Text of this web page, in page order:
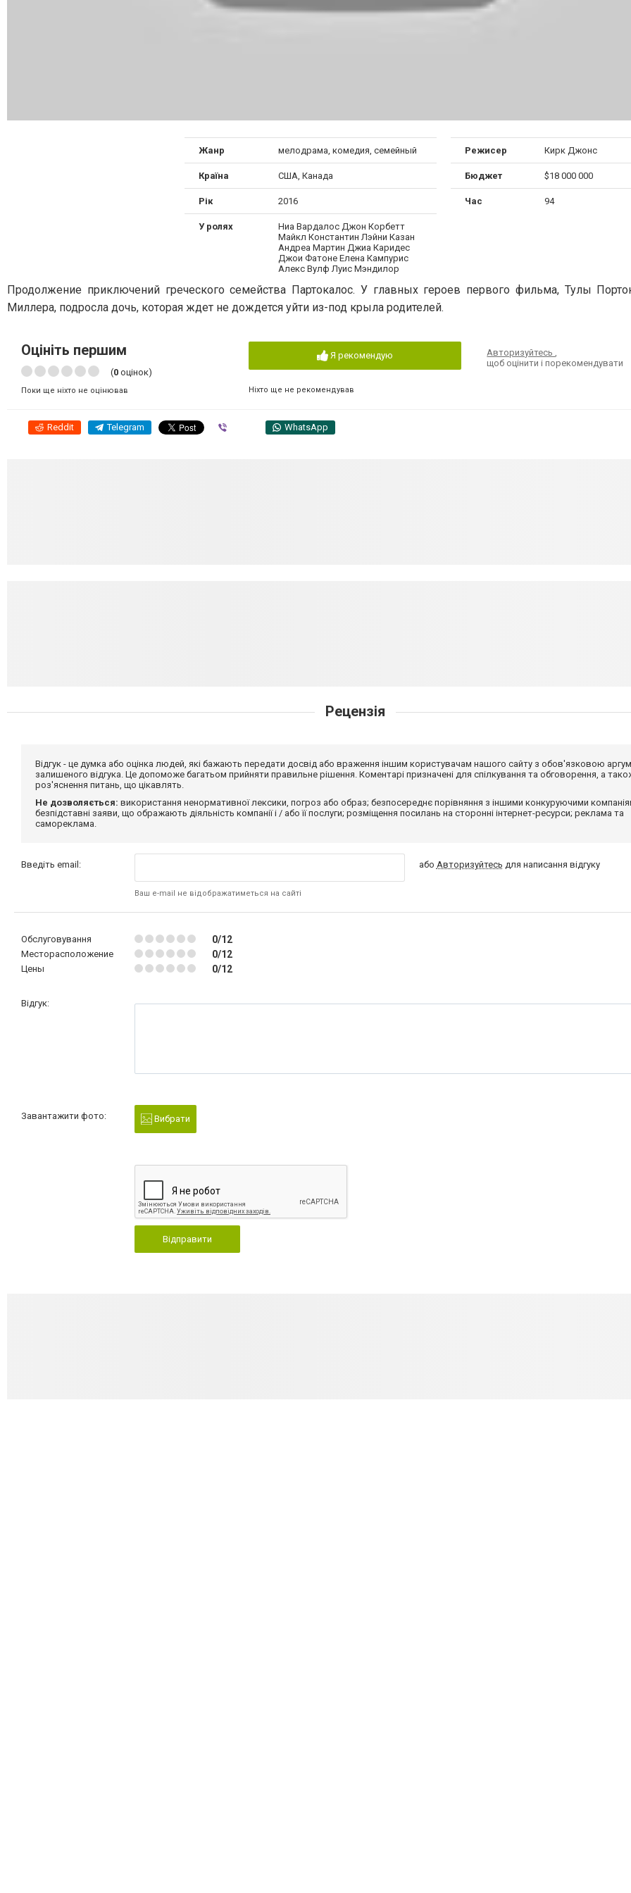
Жанр мелодрама, комедия, семейный
Країна США, Канада
Рік 2016
У ролях
Ниа Вардалос Джон Корбетт
Майкл Константин Лэйни Казан
Андреа Мартин Джиа Каридес
Джои Фатоне Елена Кампурис
Алекс Вулф Луис Мэндилор
Режисер Кирк Джонс
Бюджет $18 000 000
Час 94
Продолжение приключений греческого семейства Партокалос. У главных героев первого фильма, Тулы
Миллера, подросла дочь, которая ждет не дождется уйти из-под крыла родителей.
Оцініть першим
(0 оцінок)
Поки ще ніхто не оцінював
Я рекомендую
Ніхто ще не рекомендував
Авторизуйтесь
щоб оцінити і порекомендувати
Reddit Telegram WhatsApp
Рецензія
Відгук - це думка або оцінка людей, які бажають передати досвід або враження іншим користувачам нашого сайту з обов'язковою
залишеного відгука. Це допоможе багатьом прийняти правильне рішення. Коментарі призначені для спілкування та обговорення, а
роз'яснення питань, що цікавлять.
Не дозволяється: використання ненормативної лексики, погроз або образ; безпосереднє порівняння з іншими конкуруючими
безпідставні заяви, що ображають діяльність компанії і / або її послуги; розміщення посилань на сторонні інтернет-ресурси; реклама та
самореклама.
Введіть email:
Ваш e-mail не відображатиметься на сайті
або Авторизуйтесь для написання відгуку
Обслуговування 0/12
Месторасположение 0/12
Цены 0/12
Відгук:
Завантажити фото: Вибрати
Відправити